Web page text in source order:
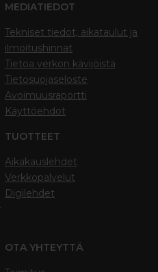
MEDIATIEDOT
Tekniset tiedot, aikataulut ja
ilmoitushinnat
Tietoa verkon kävijöistä
Tietosuojaseloste
Avoimuusraportti
Käyttöehdot
TUOTTEET
Aikakauslehdet
Verkkopalvelut
Digilehdet
OTA YHTEYTTÄ